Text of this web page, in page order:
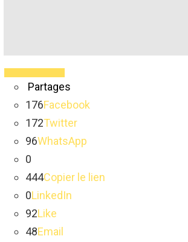
Partages
176Facebook
172Twitter
96WhatsApp
0
444Copier le lien
0LinkedIn
92Like
48Email